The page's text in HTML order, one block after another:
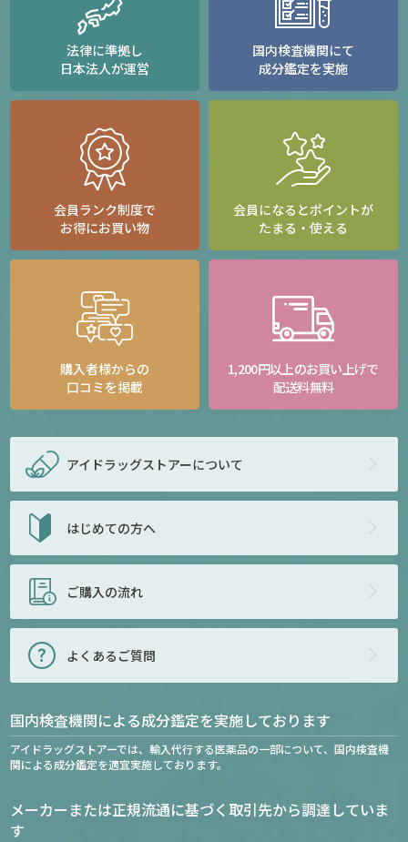
法律に準拠し
日本法人が運営
国内検査機関にて
成分鑑定を実施
会員ランク制度で
お得にお買い物
会員になるとポイントが
たまる・使える
購入者様からの
口コミを掲載
1,200円以上のお買い上げで
配送料無料
アイドラッグストアーについて
はじめての方へ
ご購入の流れ
よくあるご質問
国内検査機関による成分鑑定を実施しております
アイドラッグストアーでは、輸入代行する医薬品の一部について、国内検査機
関による成分鑑定を適宜実施しております。
メーカーまたは正規流通に基づく取引先から調達していま
す